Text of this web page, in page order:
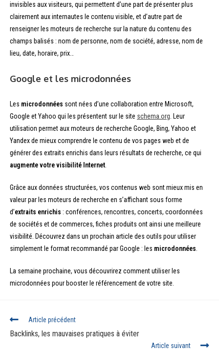
invisibles aux visiteurs, qui permettent d’une part de présenter plus
clairement aux internautes le contenu visible, et d’autre part de
renseigner les moteurs de recherche sur la nature du contenu des
champs balisés : nom de personne, nom de société, adresse, nom de
lieu, date, horaire, prix…
Google et les microdonnées
Les microdonnées sont nées d’une collaboration entre Microsoft,
Google et Yahoo qui les présentent sur le site schema.org . Leur
utilisation permet aux moteurs de recherche Google, Bing, Yahoo et
Yandex de mieux comprendre le contenu de vos pages web et de
générer des extraits enrichis dans leurs résultats de recherche, ce qui
augmente votre visibilité Internet
Grâce aux données structurées, vos contenus web sont mieux mis en
valeur par les moteurs de recherche en s’affichant sous forme
d’extraits enrichis : conférences, rencontres, concerts, coordonnées
de sociétés et de commerces, fiches produits ont ainsi une meilleure
visibilité. Découvrez dans un prochain article des outils pour utiliser
simplement le format recommandé par Google : les microdonnées
La semaine prochaine, vous découvrirez comment utiliser les
microdonnées pour booster le référencement de votre site.
Read
articles
Article précédent
Backlinks, les mauvaises pratiques à éviter
Article suivant